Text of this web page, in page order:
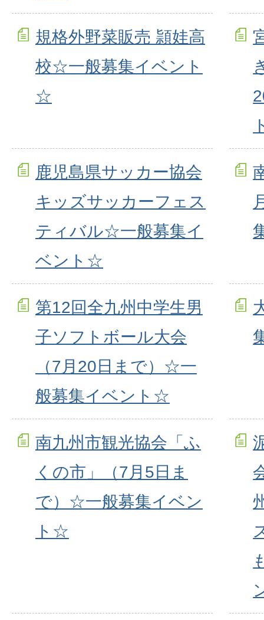
規格外野菜販売 頴娃高
校☆一般募集イベント
☆
鹿児島県サッカー協会
キッズサッカーフェス
ティバル☆一般募集イ
ベント☆
第12回全九州中学生男
子ソフトボール大会
（7月20日まで）☆一
般募集イベント☆
南九州市観光協会「ふ
くの市」（7月5日ま
で）☆一般募集イベン
ト☆